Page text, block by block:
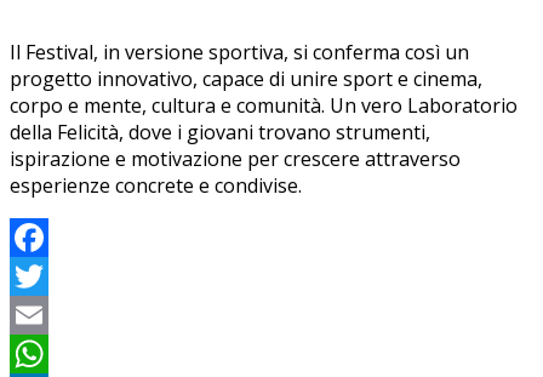
Il Festival, in versione sportiva, si conferma così un
progetto innovativo, capace di unire sport e cinema,
corpo e mente, cultura e comunità. Un vero Laboratorio
della Felicità, dove i giovani trovano strumenti,
ispirazione e motivazione per crescere attraverso
esperienze concrete e condivise.
Facebook
Twitter
Email